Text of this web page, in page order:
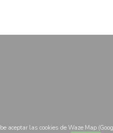
aceptar las cookies de Waze Map